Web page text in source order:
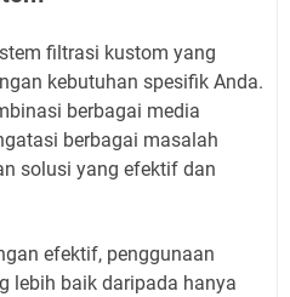
filtrasi kustom yang
kebutuhan spesifik Anda.
berbagai media
berbagai masalah
solusi yang efektif dan
efektif, penggunaan
lebih baik daripada hanya